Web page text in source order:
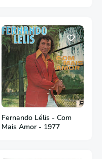
Fernando Lélis - Com
Mais Amor - 1977